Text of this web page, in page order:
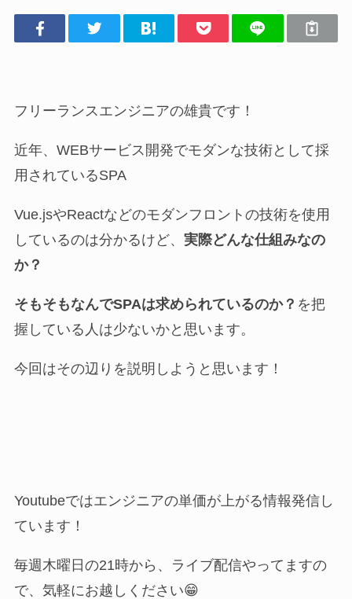
フリーランスエンジニアの雄貴です！
近年、WEBサービス開発でモダンな技術として採
用されているSPA
Vue.jsやReactなどのモダンフロントの技術を使用
しているのは分かるけど、 実際どんな仕組みなの
か？
そもそもなんでSPAは求められているのか？ を把
握している人は少ないかと思います。
今回はその辺りを説明しようと思います！
Youtubeではエンジニアの単価が上がる情報発信し
ています！
毎週木曜日の21時から、ライブ配信やってますの
で、気軽にお越しください😁